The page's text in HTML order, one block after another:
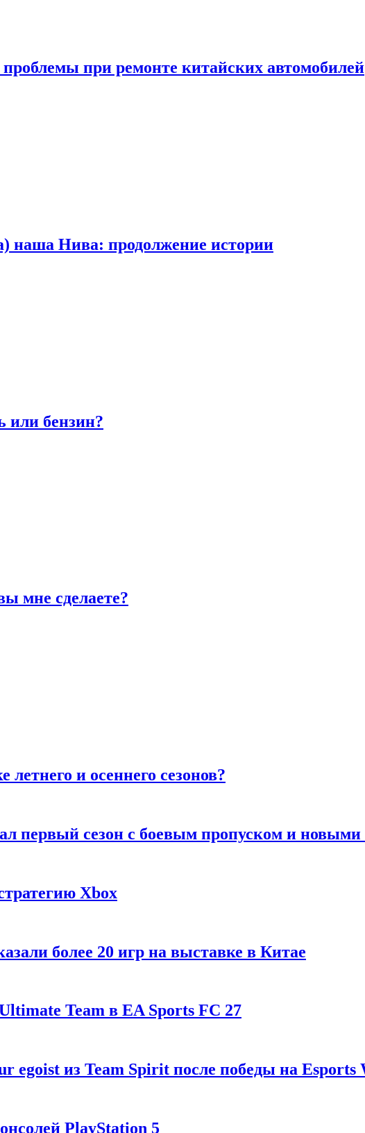
при ремонте китайских автомобилей
наша Нива: продолжение истории
или бензин?
мне сделаете?
и осеннего сезонов?
первый сезон с боевым пропуском и
Xbox
более 20 игр на выставке в Китае
Team в EA Sports FC 27
egoist из Team Spirit после победы на Esports
PlayStation 5